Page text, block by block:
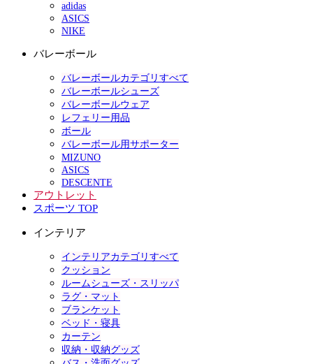
adidas
ASICS
NIKE
バレーボール
バレーボールカテゴリすべて
バレーボールシューズ
バレーボールウェア
レフェリー用品
ボール
バレーボール用サポーター
MIZUNO
ASICS
DESCENTE
アウトレット
スポーツ TOP
インテリア
インテリアカテゴリすべて
クッション
ルームシューズ・スリッパ
ラグ・マット
ブランケット
ベッド・寝具
カーテン
収納・収納グッズ